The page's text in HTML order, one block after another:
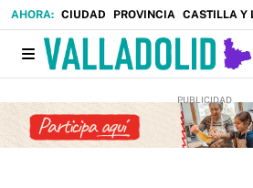
CIUDAD PROVINCIA CASTILLA Y